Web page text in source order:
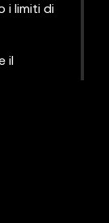
i limiti di
il